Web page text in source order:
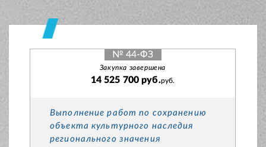
№ 44-ФЗ
Закупка завершена
14 525 700 руб.руб.
Выполнение работ по сохранению
объекта культурного наследия
регионального значения